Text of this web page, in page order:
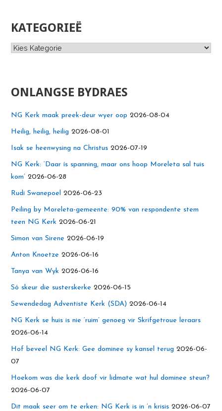
KATEGORIEË
Kategorieë
ONLANGSE BYDRAES
NG Kerk maak preek-deur wyer oop 2026-08-04
Heilig, heilig, heilig 2026-08-01
Isak se heenwysing na Christus 2026-07-19
NG Kerk: ‘Daar ís spanning, maar ons hoop Moreleta sal tuis
kom’ 2026-06-28
Rudi Swanepoel 2026-06-23
Peiling by Moreleta-gemeente: 90% van respondente stem
teen NG Kerk 2026-06-21
Simon van Sirene 2026-06-19
Anton Knoetze 2026-06-16
Tanya van Wyk 2026-06-16
Só skeur die susterskerke 2026-06-15
Sewendedag Adventiste Kerk (SDA) 2026-06-14
NG Kerk se huis is nie ‘ruim’ genoeg vir Skrifgetroue leraars
2026-06-14
Hof beveel NG Kerk: Gee dominee sy kansel terug 2026-06-
07
Hoekom was die kerk doof vir lidmate wat hul dominee steun?
2026-06-07
Dit maak seer om te erken: NG Kerk is in ’n krisis 2026-06-07